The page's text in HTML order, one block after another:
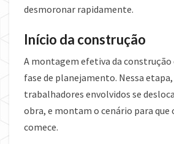
desmoronar rapidamente.
Início da construção
A montagem efetiva da construção
fase de planejamento. Nessa etapa,
trabalhadores envolvidos se
obra, e montam o cenário para
comece.